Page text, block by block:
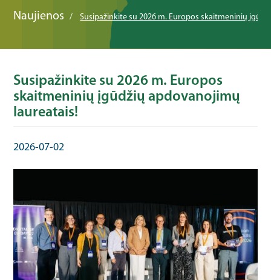
Naujienos Susipažinkite su 2026 m. Europos skaitmeninių
Susipažinkite su 2026 m. Europos
skaitmeninių įgūdžių apdovanojimų
laureatais!
2026-07-02